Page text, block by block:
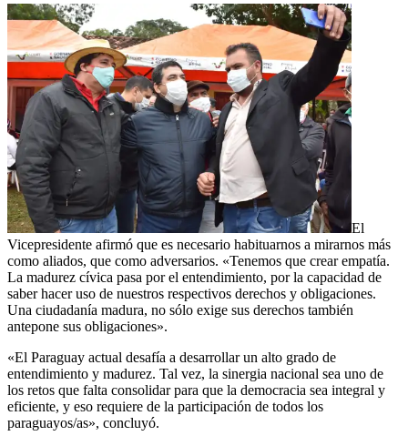
El
Vicepresidente afirmó que es necesario habituarnos a mirarnos más
como aliados, que como adversarios. «Tenemos que crear empatía.
La madurez cívica pasa por el entendimiento, por la capacidad de
saber hacer uso de nuestros respectivos derechos y obligaciones.
Una ciudadanía madura, no sólo exige sus derechos también
antepone sus obligaciones».
«El Paraguay actual desafía a desarrollar un alto grado de
entendimiento y madurez. Tal vez, la sinergia nacional sea uno de
los retos que falta consolidar para que la democracia sea integral y
eficiente, y eso requiere de la participación de todos los
paraguayos/as», concluyó.